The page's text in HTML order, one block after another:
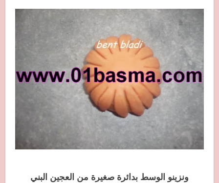
ونزينو الوسط بدائرة صغيرة من العجين البني